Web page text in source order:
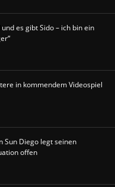
es gibt Sido – ich bin ein
in kommendem Videospiel
Sun Diego legt seinen
offen